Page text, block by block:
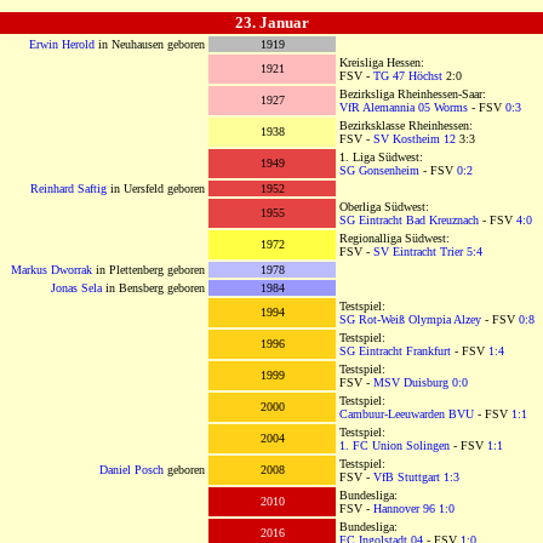
23. Januar
Erwin Herold in Neuhausen geboren
1919
1921
Kreisliga Hessen:
FSV - TG 47 Höchst 2:0
1927
Bezirksliga Rheinhessen-Saar:
VfR Alemannia 05 Worms - FSV 0:3
1938
Bezirksklasse Rheinhessen:
FSV - SV Kostheim 12 3:3
1949
1. Liga Südwest:
SG Gonsenheim - FSV 0:2
Reinhard Saftig in Uersfeld geboren
1952
1955
Oberliga Südwest:
SG Eintracht Bad Kreuznach - FSV 4:0
1972
Regionalliga Südwest:
FSV - SV Eintracht Trier 5:4
Markus Dworrak in Plettenberg geboren
1978
Jonas Sela in Bensberg geboren
1984
1994
Testspiel:
SG Rot-Weiß Olympia Alzey - FSV 0:8
1996
Testspiel:
SG Eintracht Frankfurt - FSV 1:4
1999
Testspiel:
FSV - MSV Duisburg 0:0
2000
Testspiel:
Cambuur-Leeuwarden BVU - FSV 1:1
2004
Testspiel:
1. FC Union Solingen - FSV 1:1
Daniel Posch geboren 2008
Testspiel:
FSV - VfB Stuttgart 1:3
2010
Bundesliga:
FSV - Hannover 96 1:0
2016
Bundesliga:
FC Ingolstadt 04 - FSV 1:0